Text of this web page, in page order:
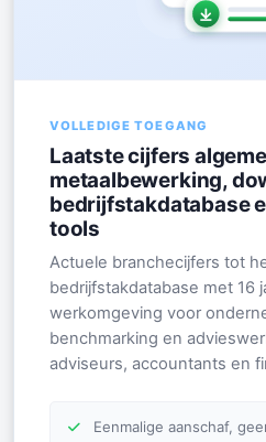
VOLLEDIGE TOEGANG
Laatste cijfers
metaalbewerking,
bedrijfstakdatabase
tools
Actuele branchecijfers tot
bedrijfstakdatabase met 16
werkomgeving voor
benchmarking en
adviseurs, accountants en
Eenmalige aanschaf,